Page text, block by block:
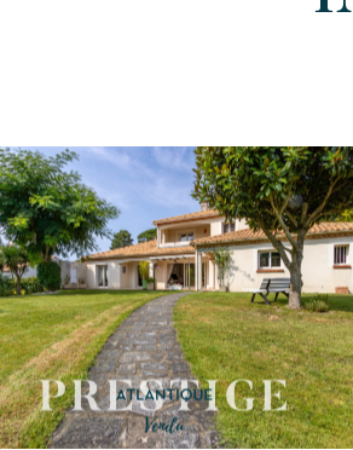
voir le bien